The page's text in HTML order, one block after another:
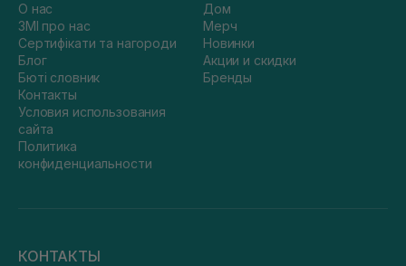
О нас
ЗМІ про нас
Сертифікати та нагороди
Блог
Бюті словник
Контакты
Условия использования
сайта
Политика
конфиденциальности
Дом
Мерч
Новинки
Акции и скидки
Бренды
КОНТАКТЫ